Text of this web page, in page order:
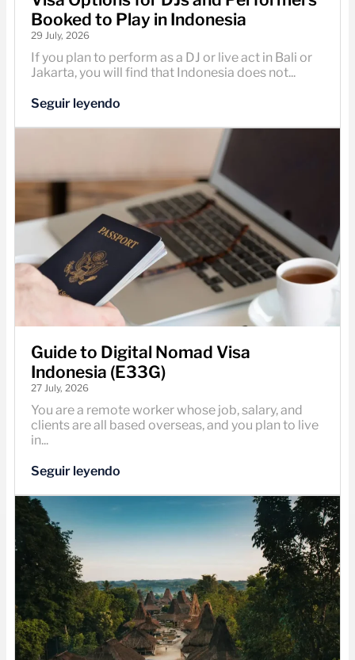
Booked to Play in Indonesia
29 July, 2026
If you plan to perform as a DJ or live act in Bali or
Jakarta, you will find that Indonesia does not...
Seguir leyendo
Guide to Digital Nomad Visa
Indonesia (E33G)
27 July, 2026
You are a remote worker whose job, salary, and
clients are all based overseas, and you plan to live
in...
Seguir leyendo